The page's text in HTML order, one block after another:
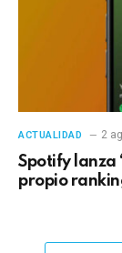
ACTUALIDAD 2
Spotify lanza
propio